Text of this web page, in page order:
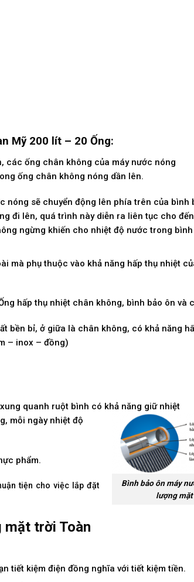
Mỹ 200 lít – 20 Ống:
các ống chân không của máy nước nóng
ống chân không nóng dần lên.
sẽ chuyển động lên phía trên của bình
đi lên, quá trình này diễn ra liên tục cho
ngừng khiến cho nhiệt độ nước trong
mà phụ thuộc vào khả năng hấp thụ nhiệt
hấp thụ nhiệt chân không, bình bảo ôn và
bền bỉ, ở giữa là chân không, có khả năng
– inox – đồng)
quanh ruột bình có khả năng giữ nhiệt
Bình bảo ôn máy
lượng
mỗi ngày nhiệt độ
phẩm.
tiện cho việc lắp đặt
mặt trời Toàn
tiết kiệm điện đồng nghĩa với tiết kiệm tiền.